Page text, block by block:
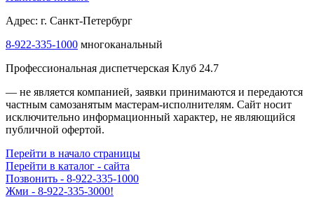
Адрес: г. Санкт-Петербург
8-922-335-1000 многоканальный
Профессиональная диспетчерская Клуб 24.7
— не является компанией, заявки принимаются и передаются
частным самозанятым мастерам‑исполнителям. Сайт носит
исключительно информационный характер, не являющийся
публичной офертой.
Перейти в начало страницы
Перейти в каталог - сайта
Позвонить - 8-922-335-1000
Жми - 8-922-335-3000!